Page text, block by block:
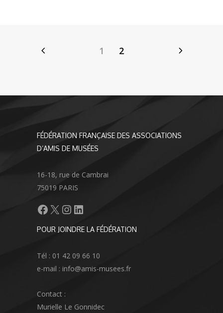
1 2
FÉDÉRATION FRANÇAISE DES ASSOCIATIONS
D’AMIS DE MUSÉES
16-18, rue de Cambrai
75019 PARIS
Facebook
X Instagram
LinkedIn
POUR JOINDRE LA FÉDÉRATION
Tél : 01 42 09 66 10
e-mail : info@amis-musees.fr
Contact :
Murielle Le Gonnidec